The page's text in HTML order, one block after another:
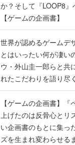
か？そして『LOOP8
【ゲームの企画書】
世界が認めるゲームデ
とはいったい何が凄い
ウ・外山圭一郎らと共
れたこだわりを語り尽
画書】
【ゲームの企画書】『
上げたのは反骨心とリ
い企画書のもとに集っ
ズを生まれ変わらせる